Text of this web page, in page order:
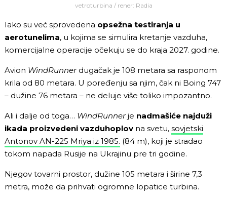
vetroturbina / rener: Radia
Iako su već sprovedena opsežna testiranja u
aerotunelima, u kojima se simulira kretanje vazduha,
komercijalne operacije očekuju se do kraja 2027. godine.
Avion WindRunnerdugačak je 108 metara sa rasponom
krila od 80 metara. U poređenju sa njim, čak ni Boing 747
– dužine 76 metara – ne deluje više toliko impozantno.
Ali i dalje od toga… WindRunnerje nadmašiće najduži
ikada proizvedeni vazduhoplov na svetu, sovjetski
Antonov AN-225 Mriya iz 1985. (84 m), koji je stradao
tokom napada Rusije na Ukrajinu pre tri godine.
Njegov tovarni prostor, dužine 105 metara i širine 7,3
metra, može da prihvati ogromne lopatice turbina.